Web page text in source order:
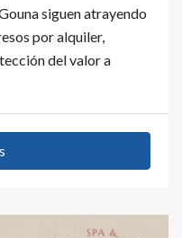
siguen atrayendo
por alquiler,
del valor a